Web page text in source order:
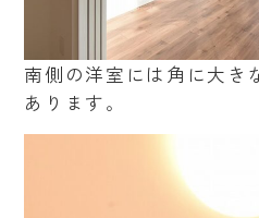
南側の洋室には角に大き
あります。